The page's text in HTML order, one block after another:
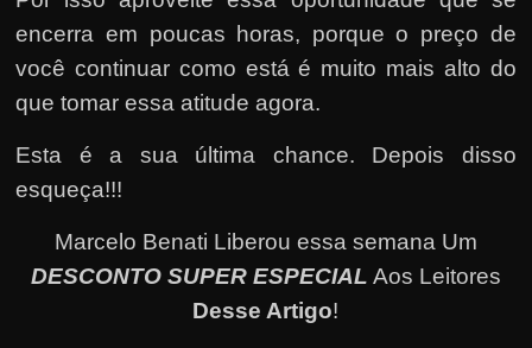
encerra em poucas horas, porque o preço de
você continuar como está é muito mais alto do
que tomar essa atitude agora.
Esta é a sua última chance. Depois disso
esqueça!!!
Marcelo Benati Liberou essa semana Um
DESCONTO SUPER ESPECIAL Aos Leitores
Desse Artigo!